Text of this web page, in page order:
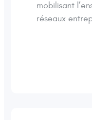
mobilisant
réseaux